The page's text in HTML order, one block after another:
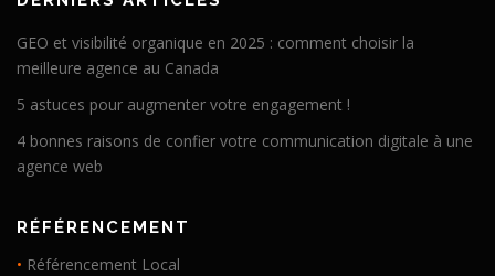
GEO et visibilité organique en 2025 : comment choisir la
meilleure agence au Canada
5 astuces pour augmenter votre engagement !
4 bonnes raisons de confier votre communication digitale à une
agence web
RÉFÉRENCEMENT
• Référencement Local